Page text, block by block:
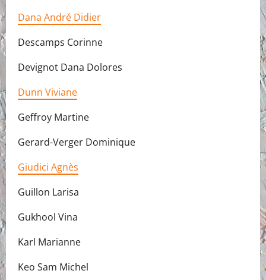
Dana André Didier
Descamps Corinne
Devignot Dana Dolores
Dunn Viviane
Geffroy Martine
Gerard-Verger Dominique
Giudici Agnès
Guillon Larisa
Gukhool Vina
Karl Marianne
Keo Sam Michel